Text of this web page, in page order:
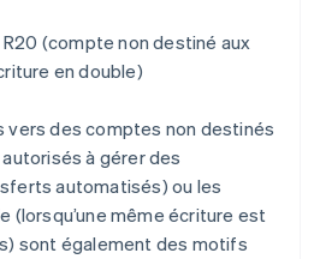
R20 (compte non destiné aux
en double)
vers des comptes non destinés
à gérer des
automatisés) ou les
(lorsqu’une même écriture est
sont également des motifs